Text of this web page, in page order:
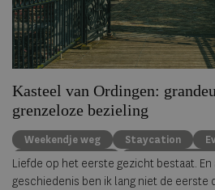
Kasteel van Ordingen:
grenzeloze bezieling
Weekendje weg Staycation
Quality Lodgings
Relais &
Kasteelhotels België
België
Liefde op het eerste gezicht bestaat. En
geschiedenis ben ik lang niet de